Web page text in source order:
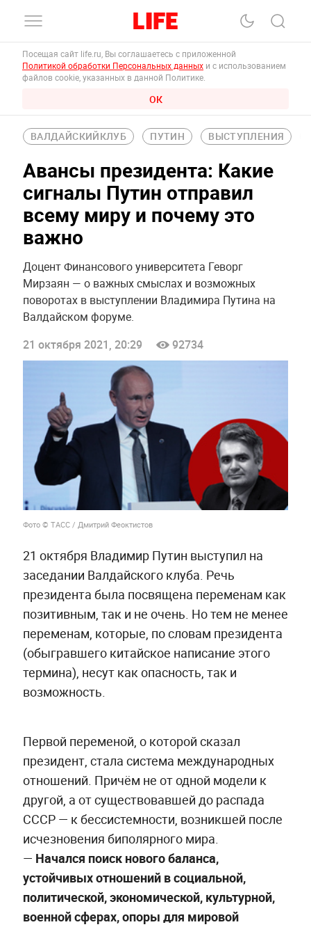
Посещая сайт life.ru, Вы соглашаетесь с приложенной
Политикой обработки Персональных данных и с использованием
файлов cookie, указанных в данной Политике.
ОК
ВАЛДАЙСКИЙКЛУБ ПУТИН ВЫСТУПЛЕНИЯ
Авансы президента: Какие
сигналы Путин отправил
всему миру и почему это
важно
Доцент Финансового университета Геворг
Мирзаян — о важных смыслах и возможных
поворотах в выступлении Владимира Путина на
Валдайском форуме.
21 октября 2021, 20:29
92734
Фото © ТАСС / Дмитрий Феоктистов
21 октября Владимир Путин выступил на
заседании Валдайского клуба. Речь
президента была посвящена переменам как
позитивным, так и не очень. Но тем не менее
переменам, которые, по словам президента
(обыгравшего китайское написание этого
термина), несут как опасность, так и
возможность.
Первой переменой, о которой сказал
президент, стала система международных
отношений. Причём не от одной модели к
другой, а от существовавшей до распада
СССР — к бессистемности, возникшей после
исчезновения биполярного мира.
— Начался поиск нового баланса,
устойчивых отношений в социальной,
политической, экономической, культурной,
военной сферах, опоры для мировой